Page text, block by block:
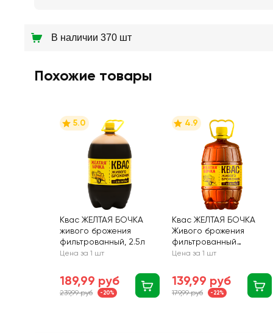
В наличии 370 шт
Похожие товары
5.0
Квас ЖЕЛТАЯ БОЧКА
живого брожения
фильтрованный, 2.5л
Цена за 1 шт
189,99 руб
239,99 руб -20%
4.9
Квас ЖЕЛТАЯ БОЧКА
Живого брожения
фильтрованный
пастеризованный, 1.5л
Цена за 1 шт
139,99 руб
179,99 руб -22%